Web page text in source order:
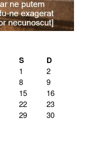
S D
1
2
8
9
15
16
22
23
29
30